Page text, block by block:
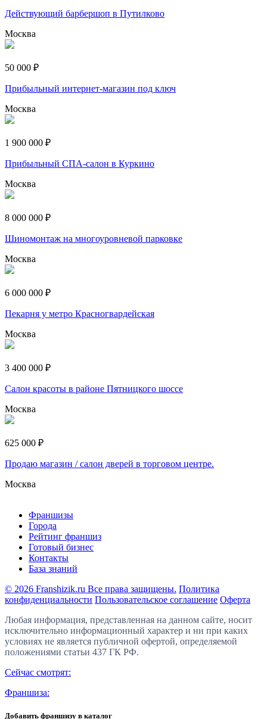
Действующий барбершоп в Путилково
Москва
50 000 ₽
Прибыльный интернет-магазин под ключ
Москва
1 900 000 ₽
Прибыльный СПА-салон в Куркино
Москва
8 000 000 ₽
Шиномонтаж на многоуровневой парковке
Москва
6 000 000 ₽
Пекарня у метро Красногвардейская
Москва
3 400 000 ₽
Салон красоты в районе Пятницкого шоссе
Москва
625 000 ₽
Продаю магазин / салон дверей в торговом центре.
Москва
Франшизы
Города
Рейтинг франшиз
Готовый бизнес
Контакты
База знаний
© 2026 Franshizik.ru Все права защищены. Политика
конфиденциальности Пользовательское соглашение Оферта
Любая информация, представленная на данном сайте, носит
исключительно информационный характер и ни при каких
условиях не является публичной офертой, определяемой
положениями статьи 437 ГК РФ.
Сейчас смотрят:
Франшиза:
Добавить франшизу в каталог